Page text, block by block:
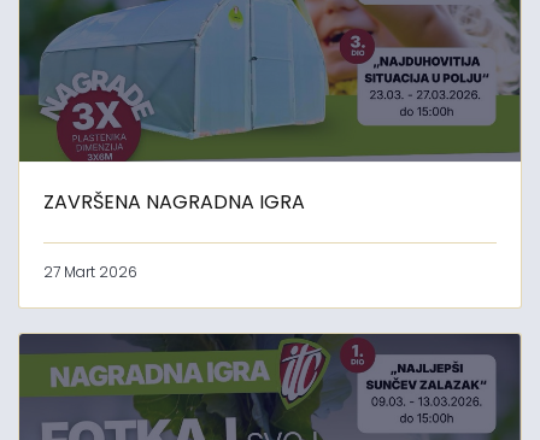
ZAVRŠENA NAGRADNA IGRA
27 Mart 2026